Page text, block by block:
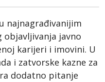
najnagrađivanijim
objavljivanja javno
karijeri i imovini. U
i zatvorske kazne za
dodatno pitanje